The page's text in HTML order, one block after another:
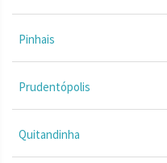
Pinhais
Prudentópolis
Quitandinha